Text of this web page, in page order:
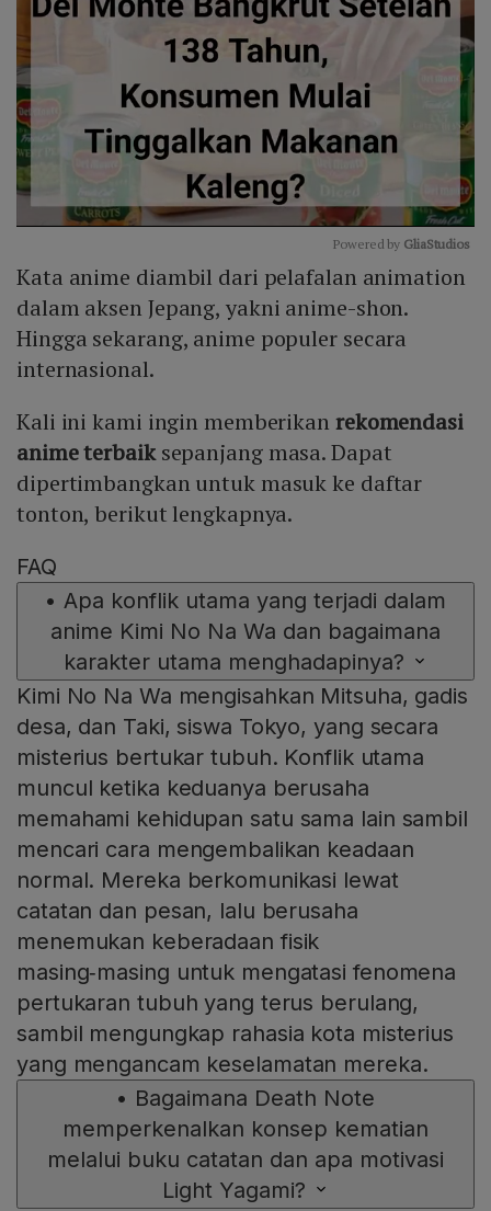
Mute
Powered by GliaStudios
Kata anime diambil dari pelafalan animation
dalam aksen Jepang, yakni anime-shon.
Hingga sekarang, anime populer secara
internasional.
Kali ini kami ingin memberikan rekomendasi
anime terbaiksepanjang masa. Dapat
dipertimbangkan untuk masuk ke daftar
tonton, berikut lengkapnya.
FAQ
• Apa konflik utama yang terjadi dalam
anime Kimi No Na Wa dan bagaimana
karakter utama menghadapinya?
Kimi No Na Wa mengisahkan Mitsuha, gadis
desa, dan Taki, siswa Tokyo, yang secara
misterius bertukar tubuh. Konflik utama
muncul ketika keduanya berusaha
memahami kehidupan satu sama lain sambil
mencari cara mengembalikan keadaan
normal. Mereka berkomunikasi lewat
catatan dan pesan, lalu berusaha
menemukan keberadaan fisik
masing‑masing untuk mengatasi fenomena
pertukaran tubuh yang terus berulang,
sambil mengungkap rahasia kota misterius
yang mengancam keselamatan mereka.
• Bagaimana Death Note
memperkenalkan konsep kematian
melalui buku catatan dan apa motivasi
Light Yagami?